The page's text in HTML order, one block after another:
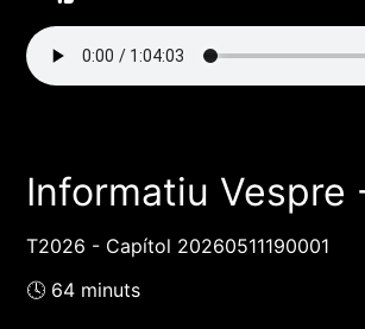
Informatiu Vespre
T2026 - Capítol 20260511190001
🕓 64 minuts